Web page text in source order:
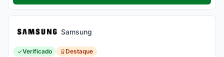
Samsung
Verificado Destaque